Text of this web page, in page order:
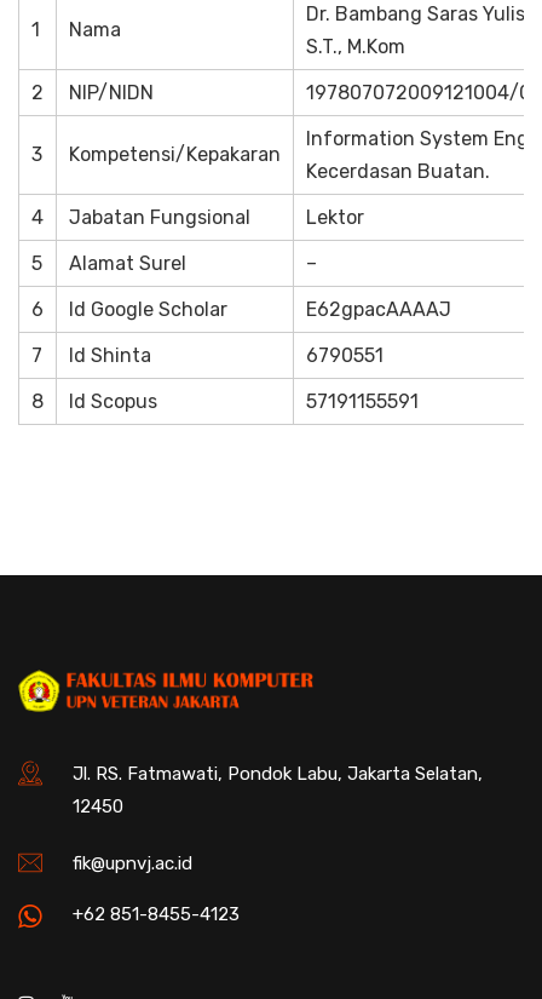
1 Nama
Dr. Bambang Saras
S.T., M.Kom
2
NIP/NIDN 197807072009121004/
3 Kompetensi/Kepakaran
Information System
Kecerdasan Buatan.
4
Jabatan Fungsional
Lektor
5
Alamat Surel
–
6
Id Google Scholar
E62gpacAAAAJ
7
Id Shinta
6790551
8
Id Scopus 57191155591
Jl. RS. Fatmawati, Pondok Labu, Jakarta Selatan,
12450
fik@upnvj.ac.id
+62 851-8455-4123